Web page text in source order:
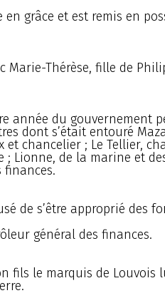
grâce et est remis en
Marie-Thérèse, fille de
année du gouvernement
dont s’était entouré
et chancelier ; Le Tellier,
; Lionne, de la marine et
finances.
de s’être approprié des
général des finances.
fils le marquis de Louvois